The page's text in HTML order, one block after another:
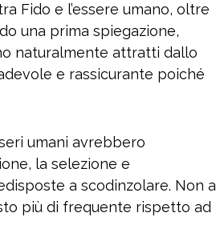
Fido e l’essere umano, oltre
una prima spiegazione,
naturalmente attratti dallo
e rassicurante poiché
umani avrebbero
la selezione e
a scodinzolare. Non a
più di frequente rispetto ad